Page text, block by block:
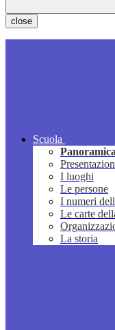
close
Scuola
Panoramica
I luoghi
Le persone
I numeri
Le carte
La storia